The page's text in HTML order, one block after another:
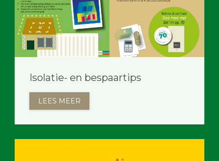
Isolatie- en bespaartips
LEES MEER